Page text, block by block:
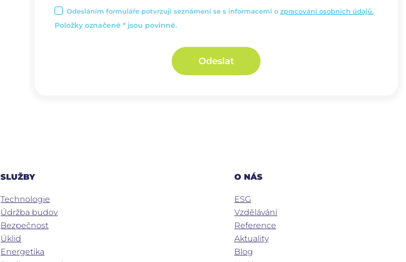
Odesláním formuláře potvrzuji seznámení se s informacemi o zpracování osobních údajů.
Položky označené * jsou povinné.
Odeslat
SLUŽBY
Technologie
Údržba budov
Bezpečnost
Úklid
Energetika
O NÁS
ESG
Vzdělávání
Reference
Aktuality
Blog